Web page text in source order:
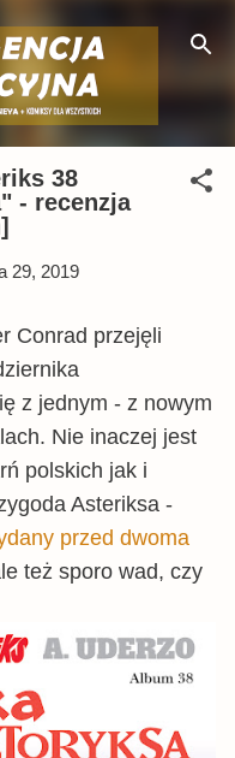
38
- recenzja
29, 2019
Conrad przejęli
z jednym - z nowym
Nie inaczej jest
polskich jak i
Asteriksa -
przed dwoma
też sporo wad, czy